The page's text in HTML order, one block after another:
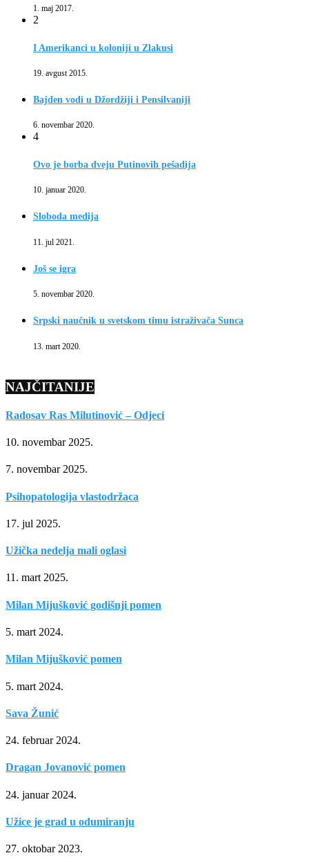
1. maj 2017.
2
I Amerikanci u koloniji u Zlakusi
19. avgust 2015.
Bajden vodi u Džordžiji i Pensilvaniji
6. novembar 2020.
4
Ovo je borba dveju Putinovih pešadija
10. januar 2020.
Sloboda medija
11. jul 2021.
Još se igra
5. novembar 2020.
Srpski naučnik u svetskom timu istraživača Sunca
13. mart 2020.
NAJČITANIJE
Radosav Ras Milutinović – Odjeci
10. novembar 2025.
7. novembar 2025.
Psihopatologija vlastodržaca
17. jul 2025.
Užička nedelja mali oglasi
11. mart 2025.
Milan Mijušković godišnji pomen
5. mart 2024.
Milan Mijušković pomen
5. mart 2024.
Sava Žunić
24. februar 2024.
Dragan Jovanović pomen
24. januar 2024.
Užice je grad u odumiranju
27. oktobar 2023.